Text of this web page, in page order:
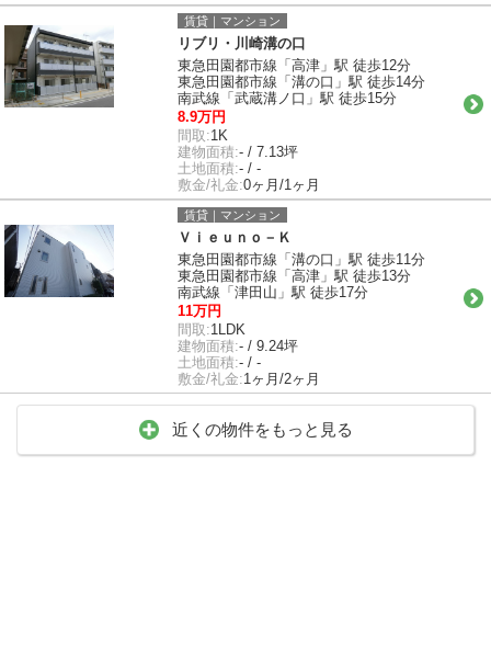
賃貸｜マンション
リブリ・川崎溝の口
東急田園都市線「高津」駅 徒歩12分
東急田園都市線「溝の口」駅 徒歩14分
南武線「武蔵溝ノ口」駅 徒歩15分
8.9万円
間取:1K
建物面積:- / 7.13坪
土地面積:- / -
敷金/礼金:0ヶ月/1ヶ月
賃貸｜マンション
Ｖｉｅｕｎｏ－Ｋ
東急田園都市線「溝の口」駅 徒歩11分
東急田園都市線「高津」駅 徒歩13分
南武線「津田山」駅 徒歩17分
11万円
間取:1LDK
建物面積:- / 9.24坪
土地面積:- / -
敷金/礼金:1ヶ月/2ヶ月
近くの物件をもっと見る